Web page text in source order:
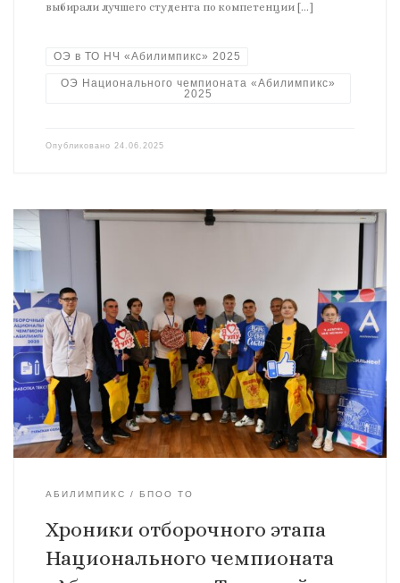
выбирали лучшего студента по компетенции […]
ОЭ в ТО НЧ «Абилимпикс» 2025
ОЭ Национального чемпионата «Абилимпикс»
2025
Опубликовано 24.06.2025
АБИЛИМПИКС БПОО ТО
Хроники отборочного этапа
Национального чемпионата